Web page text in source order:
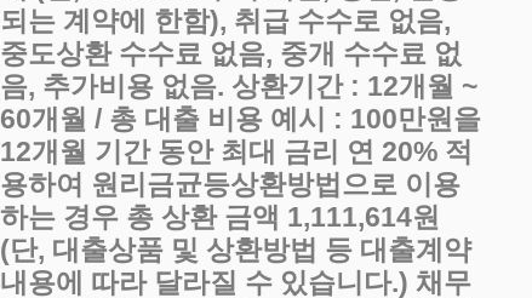
되는 계약에 한함), 취급 수수로 없음,
중도상환 수수료 없음, 중개 수수료 없
음, 추가비용 없음. 상환기간 : 12개월 ~
60개월 / 총 대출 비용 예시 : 100만원을
12개월 기간 동안 최대 금리 연 20% 적
용하여 원리금균등상환방법으로 이용
하는 경우 총 상환 금액 1,111,614원
(단, 대출상품 및 상환방법 등 대출계약
내용에 따라 달라질 수 있습니다.) 채무